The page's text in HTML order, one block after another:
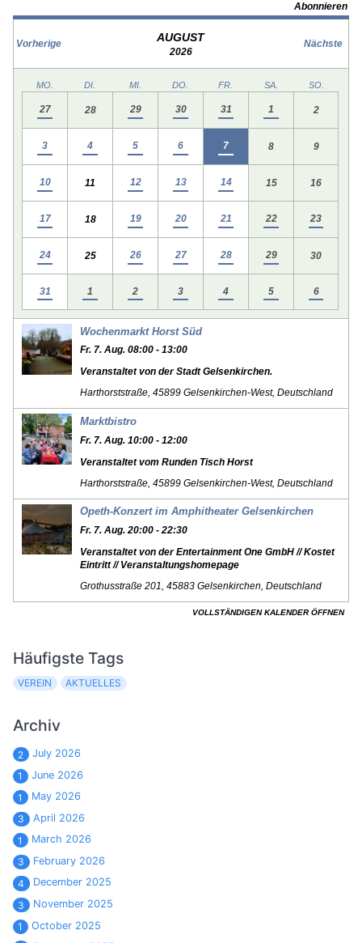
Häufigste Tags
VEREIN AKTUELLES
Archiv
2
July 2026
1
June 2026
1
May 2026
3
April 2026
1
March 2026
3
February 2026
4
December 2025
3
November 2025
1
October 2025